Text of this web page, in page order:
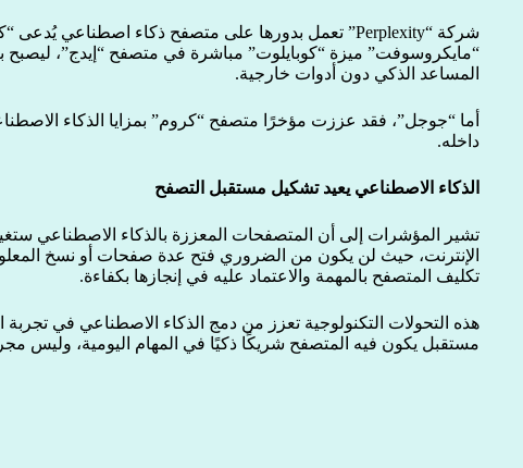
“مايكروسوفت” ميزة “كوبايلوت” مباشرة في متصفح “إيدج”، ليصبح
المساعد الذكي دون أدوات خارجية.
أما “جوجل”، فقد عززت مؤخرًا متصفح “كروم” بمزايا الذكاء
داخله.
الذكاء الاصطناعي يعيد تشكيل مستقبل التصفح
تشير المؤشرات إلى أن المتصفحات المعززة بالذكاء الاصطناعي
الإنترنت، حيث لن يكون من الضروري فتح عدة صفحات أو نسخ
تكليف المتصفح بالمهمة والاعتماد عليه في إنجازها بكفاءة.
هذه التحولات التكنولوجية تعزز من دمج الذكاء الاصطناعي في تجربة
مستقبل يكون فيه المتصفح شريكًا ذكيًا في المهام اليومية، وليس